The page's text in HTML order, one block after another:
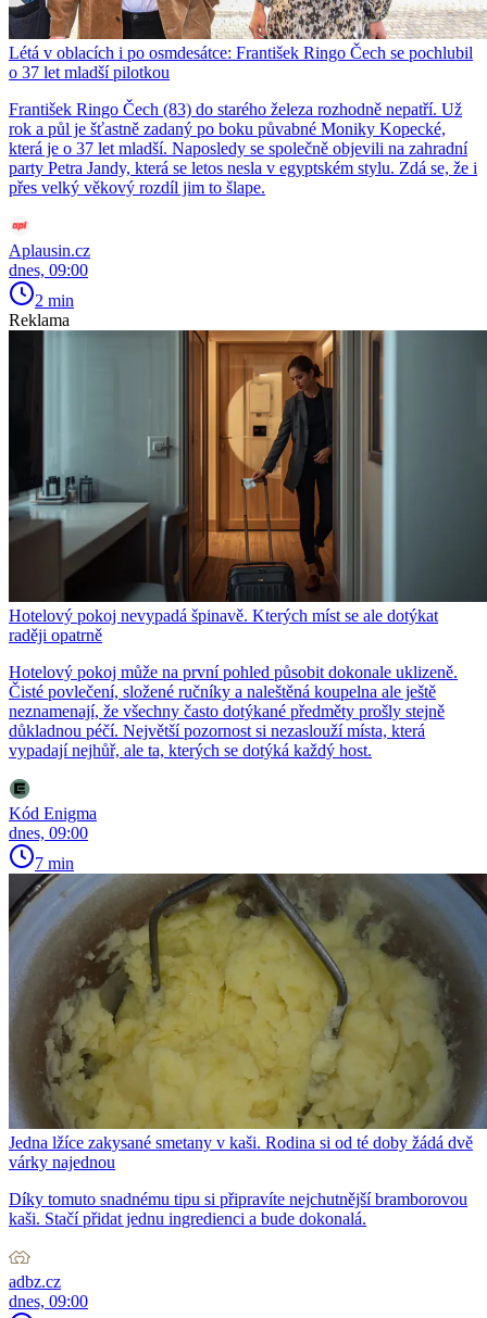
Létá v oblacích i po osmdesátce: František Ringo Čech se pochlubil
o 37 let mladší pilotkou
František Ringo Čech (83) do starého železa rozhodně nepatří. Už
rok a půl je šťastně zadaný po boku půvabné Moniky Kopecké,
která je o 37 let mladší. Naposledy se společně objevili na zahradní
party Petra Jandy, která se letos nesla v egyptském stylu. Zdá se, že i
přes velký věkový rozdíl jim to šlape.
Aplausin.cz
dnes, 09:00
2 min
Reklama
Hotelový pokoj nevypadá špinavě. Kterých míst se ale dotýkat
raději opatrně
Hotelový pokoj může na první pohled působit dokonale uklizeně.
Čisté povlečení, složené ručníky a naleštěná koupelna ale ještě
neznamenají, že všechny často dotýkané předměty prošly stejně
důkladnou péčí. Největší pozornost si nezaslouží místa, která
vypadají nejhůř, ale ta, kterých se dotýká každý host.
Kód Enigma
dnes, 09:00
7 min
Jedna lžíce zakysané smetany v kaši. Rodina si od té doby žádá dvě
várky najednou
Díky tomuto snadnému tipu si připravíte nejchutnější bramborovou
kaši. Stačí přidat jednu ingredienci a bude dokonalá.
adbz.cz
dnes, 09:00